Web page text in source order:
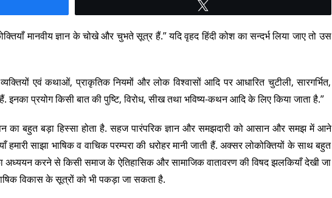
मानवीय ज्ञान के चोखे और चुभते सूत्र हैं.” यदि वृहद हिंदी कोश का सन्दर्भ लिया जाए तो उस
एवं कथाओं, प्राकृतिक नियमों और लोक विश्वासों आदि पर आधारित चुटीली, सारगर्भित,
इनका प्रयोग किसी बात की पुष्टि, विरोध, सीख तथा भविष्य-कथन आदि के लिए किया जाता है.”
बहुत बड़ा हिस्सा होता है. सहज पारंपरिक ज्ञान और समझदारी को आसान और समझ में आने
साझा भाषिक व वाचिक परम्परा की धरोहर मानी जाती हैं. अक्सर लोकोक्तियों के साथ बहुत
करने से किसी समाज के ऐतिहासिक और सामाजिक वातावरण की विषद झलकियाँ देखी जा
विकास के सूत्रों को भी पकड़ा जा सकता है.